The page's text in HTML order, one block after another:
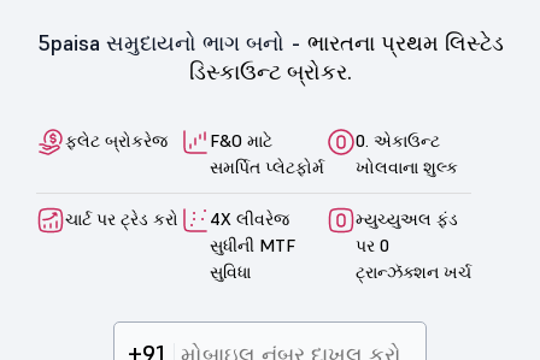
5paisa સમુદાયનો ભાગ બનો - ભારતના પ્રથમ લિસ્ટેડ
ડિસ્કાઉન્ટ બ્રોકર.
ફ્લેટ બ્રોકરેજ
F&O માટે
સમર્પિત પ્લેટફોર્મ
0. એકાઉન્ટ
ખોલવાના શુલ્ક
ચાર્ટ પર ટ્રેડ કરો
4X લીવરેજ
સુધીની MTF
સુવિધા
મ્યુચ્યુઅલ ફંડ
પર 0
ટ્રાન્ઝૅક્શન ખર્ચ